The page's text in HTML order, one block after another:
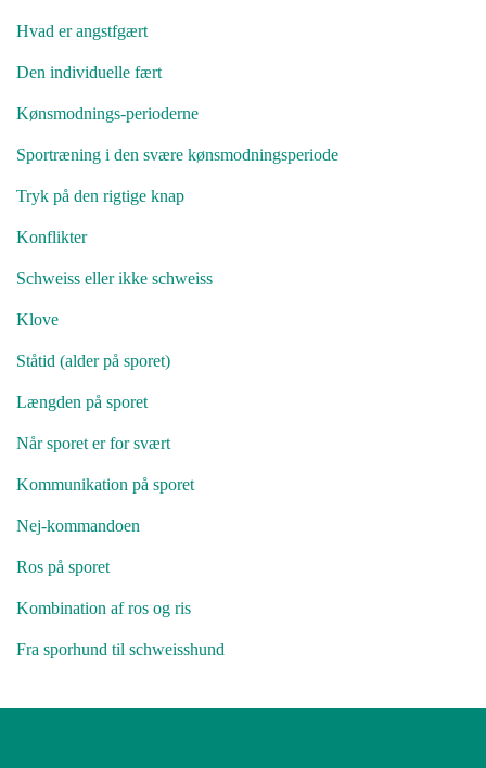
Hvad er angstfgært
Den individuelle fært
Kønsmodnings-perioderne
Sportræning i den svære kønsmodningsperiode
Tryk på den rigtige knap
Konflikter
Schweiss eller ikke schweiss
Klove
Ståtid (alder på sporet)
Længden på sporet
Når sporet er for svært
Kommunikation på sporet
Nej-kommandoen
Ros på sporet
Kombination af ros og ris
Fra sporhund til schweisshund